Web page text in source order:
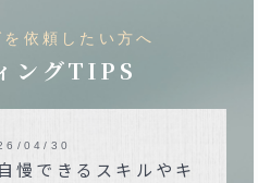
依頼したい方へ
ングTIPS
自慢できるスキルやキ
04/30